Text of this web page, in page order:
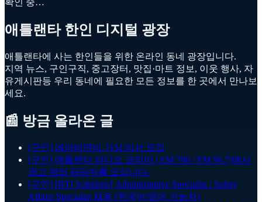
확인 중…
애틀랜타 한인 디지털 광장
애틀랜타에 사는 한인들을 위한 온라인 동네 광장입니다.
지역 뉴스, 구인구직, 중고장터, 맛집·마트 정보, 이웃 행사, 자
유게시판등 우리 동네에 필요한 모든 정보를 한 곳에서 만나보
세요.
📰 방금 올라온 글
[구인] 에어비앤비 가상 비서 모집
[구인] 애틀랜타 라디오 코리아 (AM 790 / FM 96.7)에서
광고 영업 담당자를 모십니다.
[구인] [BTI Solutions] Administrative Specialist / Safety
Affairs Specialist 채용 (한국어/영어 가능자)